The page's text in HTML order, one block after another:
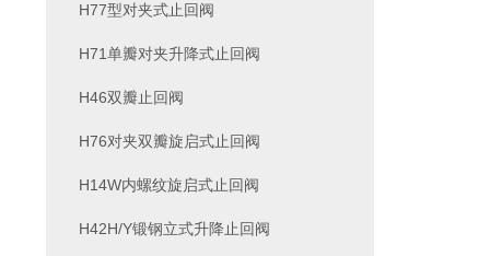
H77型对夹式止回阀
H71单瓣对夹升降式止回阀
H46双瓣止回阀
H76对夹双瓣旋启式止回阀
H14W内螺纹旋启式止回阀
H42H/Y锻钢立式升降止回阀